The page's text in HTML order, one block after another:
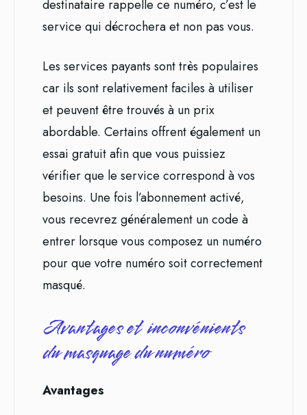
destinataire rappelle ce numéro, c’est le
service qui décrochera et non pas vous.
Les services payants sont très populaires
car ils sont relativement faciles à utiliser
et peuvent être trouvés à un prix
abordable. Certains offrent également un
essai gratuit afin que vous puissiez
vérifier que le service correspond à vos
besoins. Une fois l’abonnement activé,
vous recevrez généralement un code à
entrer lorsque vous composez un numéro
pour que votre numéro soit correctement
masqué.
Avantages et inconvénients
du masquage du numéro
Avantages